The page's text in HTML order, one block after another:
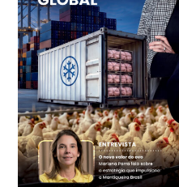
Trigo Atacado - Regional
RS
R$ 1.314,40
t
Ovo Vermelho - Regional
Vermelho
R$ 171,15
cx